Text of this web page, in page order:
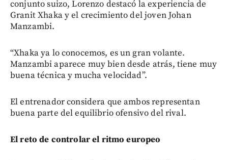
conjunto suizo, Lorenzo destacó la experiencia de
Granit Xhaka y el crecimiento del joven Johan
Manzambi.
“Xhaka ya lo conocemos, es un gran volante.
Manzambi aparece muy bien desde atrás, tiene muy
buena técnica y mucha velocidad”.
El entrenador considera que ambos representan
buena parte del equilibrio ofensivo del rival.
El reto de controlar el ritmo europeo